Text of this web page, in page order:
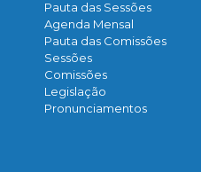
Pauta das Sessões
Agenda Mensal
Pauta das Comissões
Sessões
Comissões
Legislação
Pronunciamentos